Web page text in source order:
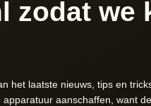
zodat we
het laatste nieuws, tips en
aanschaffen, want